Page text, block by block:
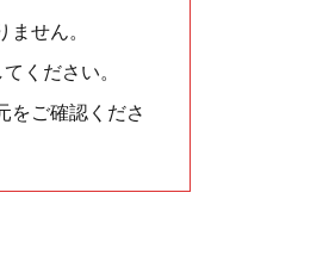
せん。
ください。
をご確認くださ